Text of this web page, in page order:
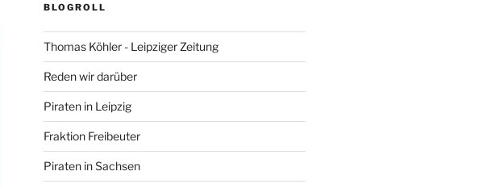
BLOGROLL
Thomas Köhler - Leipziger Zeitung
Reden wir darüber
Piraten in Leipzig
Fraktion Freibeuter
Piraten in Sachsen